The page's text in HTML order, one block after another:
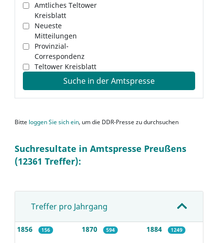
Amtliches Teltower
Kreisblatt
Neueste
Mitteilungen
Provinzial-
Correspondenz
Teltower Kreisblatt
Suche in der Amtspresse
Bitte loggen Sie sich ein, um die DDR-Presse zu durchsuchen
Suchresultate in Amtspresse Preußens
(12361 Treffer):
Treffer pro Jahrgang
1856 156 1870 594 1884 1249